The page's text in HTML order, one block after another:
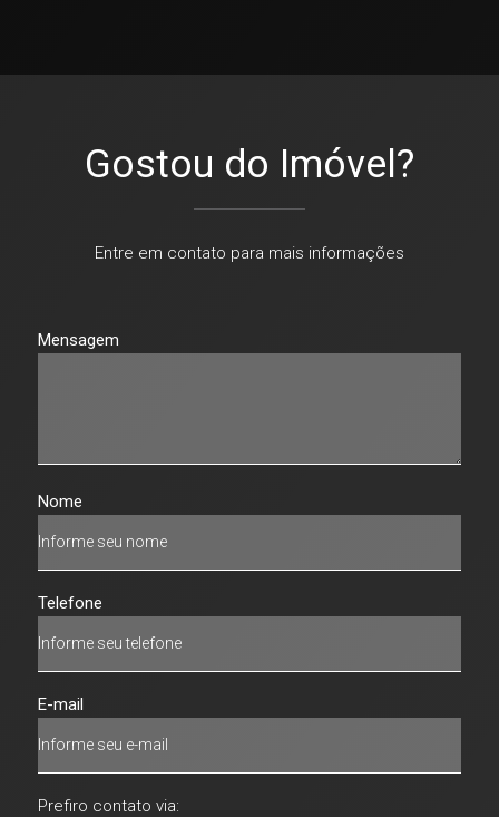
Gostou do Imóvel?
Entre em contato para mais informações
Mensagem
Nome
Telefone
E-mail
Prefiro contato via: